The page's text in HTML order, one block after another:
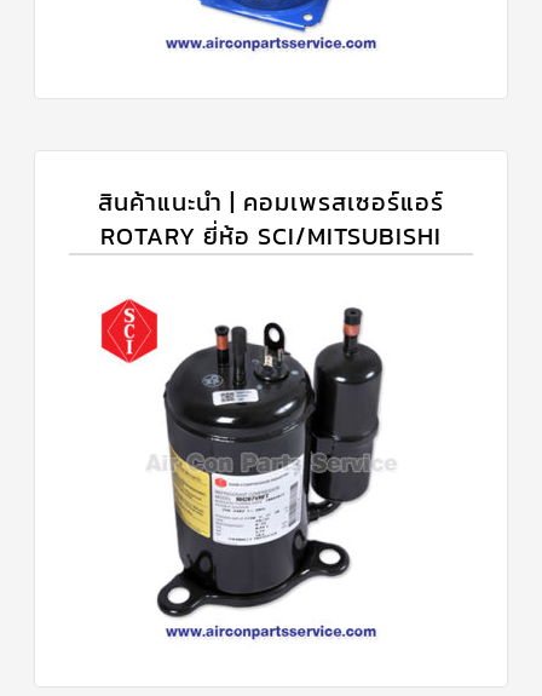
สินค้าแนะนำ | คอมเพรสเซอร์แอร์
ROTARY ยี่ห้อ SCI/MITSUBISHI